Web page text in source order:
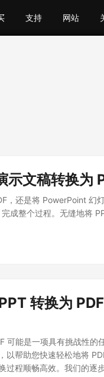
支持 网站
文稿转换为
，还是将 PowerPoint 幻
成整个过程。无缝地将
转换为
可能是一项具有挑战性的
以帮助您快速轻松地将
过程顺畅高效。我们的逐